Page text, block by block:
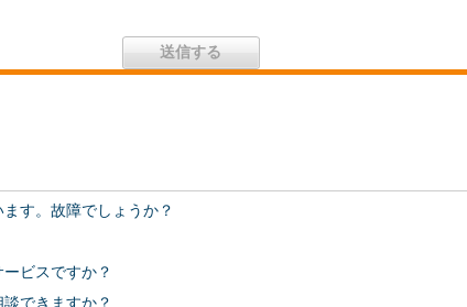
す。故障でしょうか？
ビスですか？
できますか？